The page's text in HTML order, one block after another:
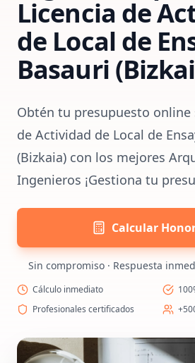
Licencia de
de Local de
Basauri
Obtén tu presupuesto online
de Actividad de Local de
(Bizkaia) con los mejores
Ingenieros ¡Gestiona tu
Calcular
Sin compromiso · Respuesta
Cálculo inmediato
Profesionales certificados